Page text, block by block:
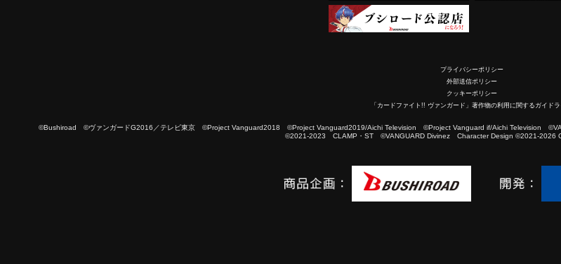
プライバシーポリシー
外部送信ポリシー
クッキーポリシー
「カードファイト!! ヴァンガード」著作物の利用に関するガイドラ
©Bushiroad ©ヴァンガードG2016／テレビ東京 ©Project Vanguard2018 ©Project Vanguard2019/Aichi Television ©Project Vanguard if/Aichi Television
©2021-2023 CLAMP・ST ©VANGUARD Divinez Character Design ©2021-2026